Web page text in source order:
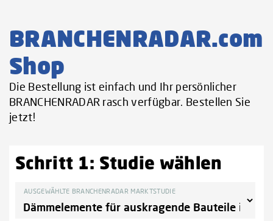
BRANCHENRADAR.com
Shop
Die Bestellung ist einfach und Ihr persönlicher
BRANCHENRADAR rasch verfügbar. Bestellen Sie
jetzt!
Schritt 1: Studie wählen
AUSGEWÄHLTE BRANCHENRADAR MARKTSTUDIE